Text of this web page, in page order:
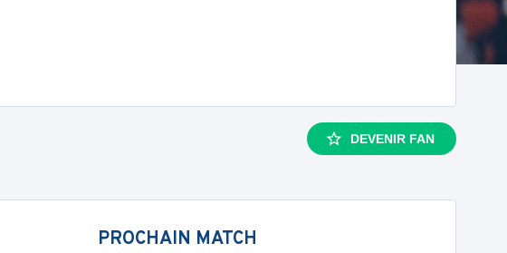
DEVENIR FAN
PROCHAIN MATCH